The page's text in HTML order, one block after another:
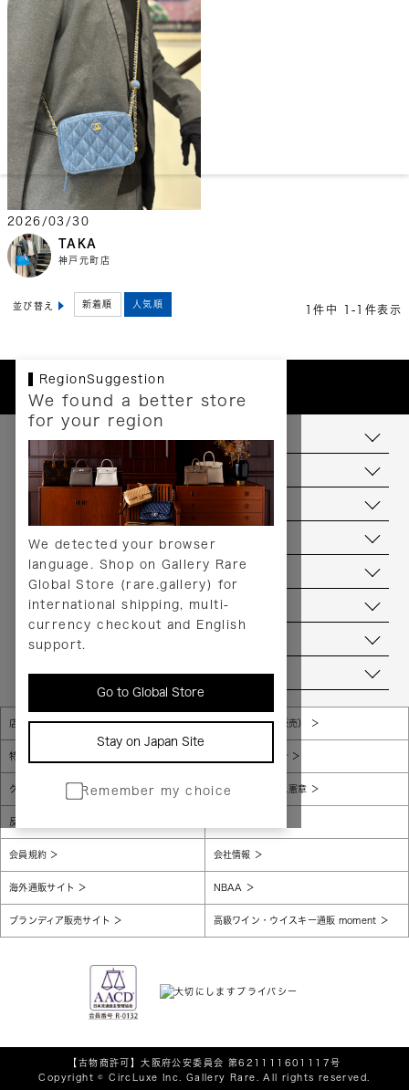
2026/03/30
TAKA
神戸元町店
並び替え 新着順 人気順 1件中 1 - 1 件表示
RegionSuggestion
We found a better store
for your region
We detected your browser
language. Shop on Gallery Rare
Global Store (rare.gallery) for
international shipping, multi-
currency checkout and English
support.
Go to Global Store
Stay on Japan Site
Remember my choice
お支払いについて
配送について
送料について
返品について
サービス
ヘルプ
お問い合わせ
当店について
店舗一覧 販売規約（店頭販売）
特定商取引法に基づく表示 個人情報保護方針
グローバルプライバシーポリシー コンプライアンス憲章
反社会的勢力に対する基本方針
会員規約 会社情報
海外通販サイト NBAA
ブランディア販売サイト 高級ワイン・ウイスキー通販 moment
【古物商許可】大阪府公安委員会 第621111601117号
Copyright © CircLuxe Inc. Gallery Rare. All rights reserved.